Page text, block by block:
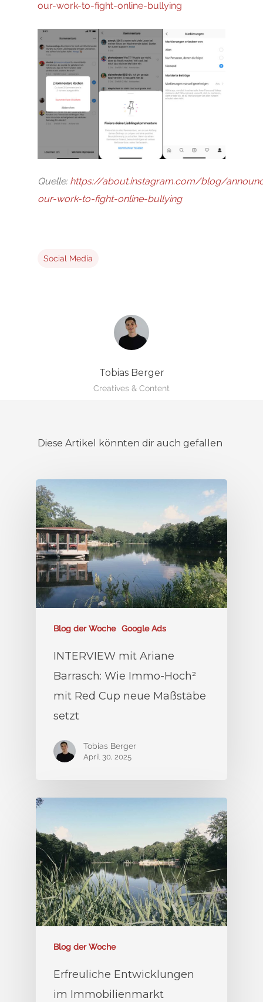
our-work-to-fight-online-bullying
Quelle: https://about.instagram.com/blog/
our-work-to-fight-online-bullying
Social Media
Tobias Berger
Creatives & Content
Diese Artikel könnten dir auch gefallen
Blog der Woche Google Ads
INTERVIEW mit Ariane
Barrasch: Wie Immo-Hoch²
mit Red Cup neue Maßstäbe
setzt
Tobias Berger
April 30, 2025
Blog der Woche
Erfreuliche Entwicklungen
im Immobilienmarkt